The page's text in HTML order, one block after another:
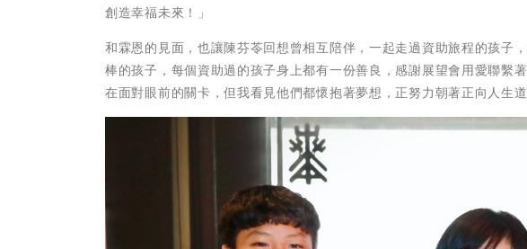
創造幸福未來！」
和霖恩的見面，也讓陳芬苓回想曾相互陪伴，一起走過資助旅程的孩子
棒的孩子，每個資助過的孩子身上都有一份善良，感謝展望會用愛聯繫
在面對眼前的關卡，但我看見他們都懷抱著夢想，正努力朝著正向人生